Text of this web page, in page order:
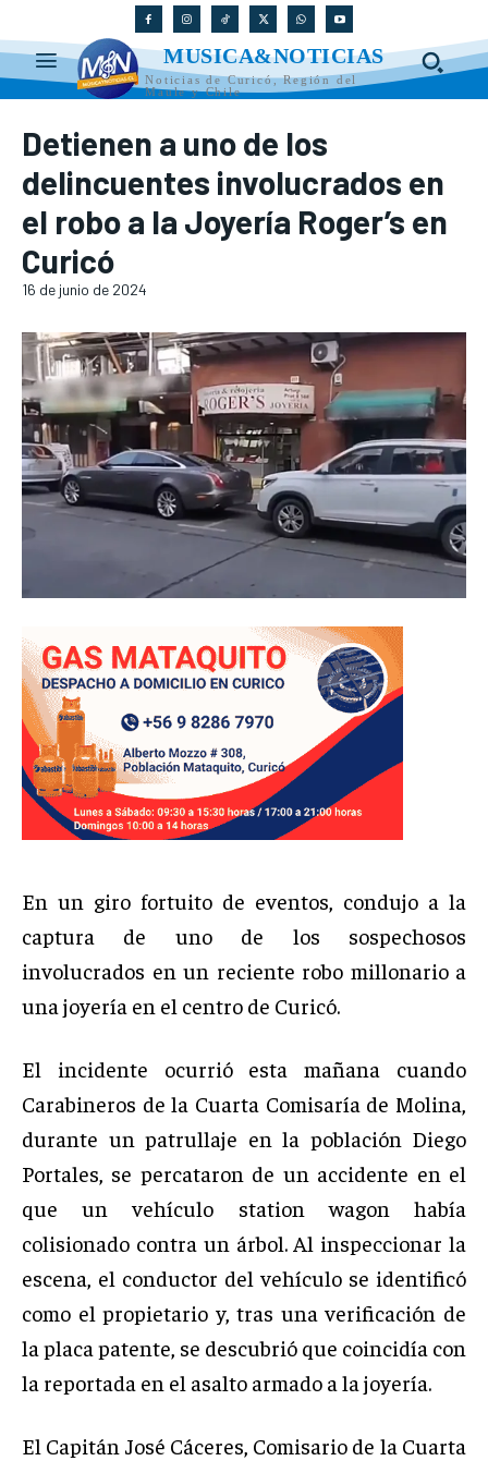
MUSICA&NOTICIAS
Noticias de Curicó, Región del
Maule y Chile
Detienen a uno de los
delincuentes involucrados en
el robo a la Joyería Roger’s en
Curicó
16 de junio de 2024
En un giro fortuito de eventos, condujo a la
captura de uno de los sospechosos
involucrados en un reciente robo millonario a
una joyería en el centro de Curicó.
El incidente ocurrió esta mañana cuando
Carabineros de la Cuarta Comisaría de Molina,
durante un patrullaje en la población Diego
Portales, se percataron de un accidente en el
que un vehículo station wagon había
colisionado contra un árbol. Al inspeccionar la
escena, el conductor del vehículo se identificó
como el propietario y, tras una verificación de
la placa patente, se descubrió que coincidía con
la reportada en el asalto armado a la joyería.
El Capitán José Cáceres, Comisario de la Cuarta